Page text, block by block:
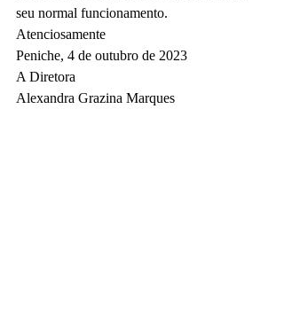
seu normal funcionamento.
Atenciosamente
Peniche, 4 de outubro de 2023
A Diretora
Alexandra Grazina Marques